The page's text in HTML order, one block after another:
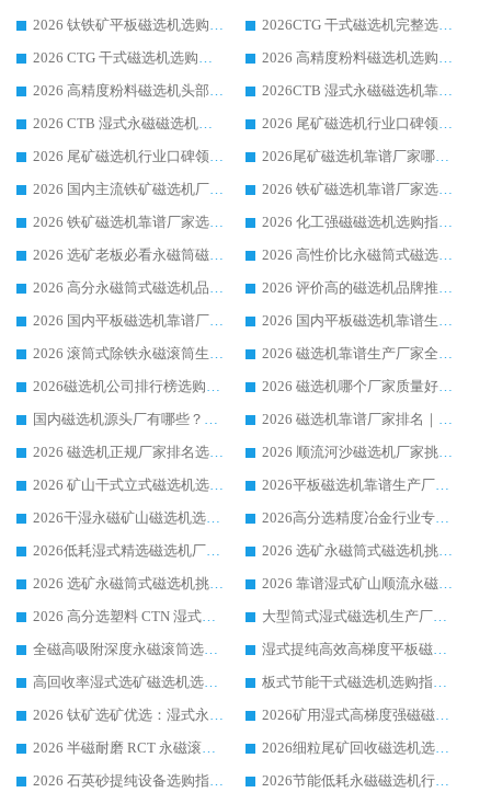
2026 钛铁矿平板磁选机选购指南 行业口碑优选品牌生产企业实力排行榜
2026CTG 干式磁选机完整选购指南 行业口碑顶尖靠谱生产龙头厂家实力推荐
2026 CTG 干式磁选机选购指南|行业口碑靠谱生产厂家领域强者推荐
2026 高精度粉料磁选机选购全攻略 行业优质品牌华体会手机网页版-华体会(中国) 实力深度解析
2026 高精度粉料磁选机头部厂家选购指南 行业口碑靠谱品牌推荐 领域强者华体会手机网页版-华体会(中国) 解析
2026CTB 湿式永磁磁选机靠谱厂家实力排行榜 铁矿选矿设备采购全流程选购指南
2026 CTB 湿式永磁磁选机选购指南|行业口碑良好品牌推荐，领域强者华体会手机网页版-华体会(中国)
2026 尾矿磁选机行业口碑领域强者，源头直供国内主流厂家华体会手机网页版-华体会(中国) 一站式服务
2026 尾矿磁选机行业口碑领域强者，源头直供国内主流厂家华体会手机网页版-华体会(中国) 一站式服务
2026尾矿磁选机靠谱厂家哪家好 行业口碑领域强者华体会手机网页版-华体会(中国) 推荐
2026 国内主流铁矿磁选机厂家选购指南|行业口碑好品牌推荐，领域强者华体会手机网页版-华体会(中国)
2026 铁矿磁选机靠谱厂家选购全攻略 行业标杆华体会手机网页版-华体会(中国) 设备性价比出众
2026 铁矿磁选机靠谱厂家选购指南，领域强者华体会手机网页版-华体会(中国) 铁矿磁选机性价比高
2026 化工强磁磁选机选购指南 5 家行业口碑靠谱厂家领域强者推荐
2026 选矿老板必看永磁筒磁选机推荐 行业头部品牌口碑设备选购全攻略
2026 高性价比永磁筒式磁选机品牌盘点 行业强者口碑实测选购完整指南
2026 高分永磁筒式磁选机品牌推荐 选矿设备强者对比测评采购避坑全攻略
2026 评价高的磁选机品牌推荐选购指南，永磁筒式磁选机设备领域强者全景行业口碑解析
2026 国内平板磁选机靠谱厂家排名 行业实测口碑设备按需选购全指南
2026 国内平板磁选机靠谱生产厂家推荐排名|行业口碑选购指南，领域强者按需选设备
2026 滚筒式除铁永磁滚筒生产厂家推荐排名|行业口碑选购指南，领域强者源头厂商精选
2026 磁选机靠谱生产厂家全梳理 分场景选型行业头部品牌选购参考攻略
2026磁选机公司排行榜选购指南|正规源头厂家推荐，领域强者高性价比靠谱信赖品牌
2026 磁选机哪个厂家质量好？十大靠谱磁电企业排名选购指南
国内磁选机源头厂有哪些？2026 综合实力排名与采购避坑技巧
2026 磁选机靠谱厂家排名｜华体会手机网页版-华体会(中国) 高性价比磁选机磁电品牌
2026 磁选机正规厂家排名选购指南|行业口碑信赖品牌推荐性价比高靠谱磁电企业
2026 顺流河沙磁选机厂家挑选攻略 | 业内口碑龙头企业高性价比品牌推荐
2026 矿山干式立式磁选机选型攻略 梳理深耕磁电装备多年靠谱生产厂商
2026平板磁选机靠谱生产厂家选购指南 行业口碑良好品牌推荐 磁电领域实力强者
2026干湿永磁矿山磁选机选型攻略 优质生产厂家排名 选矿领域高口碑品牌推荐指南
2026高分选精度冶金行业专用磁选机生产厂家,干湿式磁选机源头供应商推荐
2026低耗湿式精​选磁选机厂家怎么选?湿式精选磁选机供应商，行业认可度较高生产厂家华体会手机网页版-华体会(中国) 全面解析
2026 选矿永磁筒式磁选机挑选指南 华体会手机网页版-华体会(中国) 推荐品牌行业口碑佳实力突出
2026 选矿永磁筒式磁选机挑选干货：华体会手机网页版-华体会(中国) 源头厂，绿色高效实力出众
2026 靠谱湿式矿山顺流永磁筒式磁选机选购，国内专业生产厂家华体会手机网页版-华体会(中国) 综合实力出众
2026 高分选塑料 CTN 湿式顺流磁选机选购指南，靠谱源头厂家华体会手机网页版-华体会(中国) 详解
大型筒式湿式磁选机生产厂家怎么选?华体会手机网页版-华体会(中国) 设备口碑广受行业认可
全磁高吸附深度永磁滚筒选购指南 业内口碑稳定磁电设备生产厂家详细推荐
湿式提纯高效高梯度平板磁选机靠谱设备源头厂商华体会手机网页版-华体会(中国) 综合测评
高回收率湿式选矿磁选机选购指南 业内口碑磁电设备生产厂家实力解析
板式节能干式磁选机选购指南，源头生产厂家华体会手机网页版-华体会(中国) 综合实力可观
2026 钛矿选矿优选：湿式永磁筒式磁选机源头厂家华体会手机网页版-华体会(中国) 综合解析
2026矿用湿式高梯度强磁磁选机选购指南，临朐靠谱磁电生产厂家华体会手机网页版-华体会(中国) 详解
2026 半磁耐磨 RCT 永磁滚筒选购指南，临朐源头生产厂家华体会手机网页版-华体会(中国) 实测分享
2026细粒尾矿回收磁选机选购指南 产业集群优质生产厂家华体会手机网页版-华体会(中国) 解析
2026 石英砂提纯设备选购指南：华体会手机网页版-华体会(中国) 提纯磁选机厂家综合解读
2026节能低耗永磁磁选机行业优选标杆 临朐华体会手机网页版-华体会(中国) 专业生产厂家